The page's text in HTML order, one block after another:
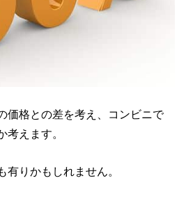
価格との差を考え、コンビニで
考えます。
有りかもしれません。